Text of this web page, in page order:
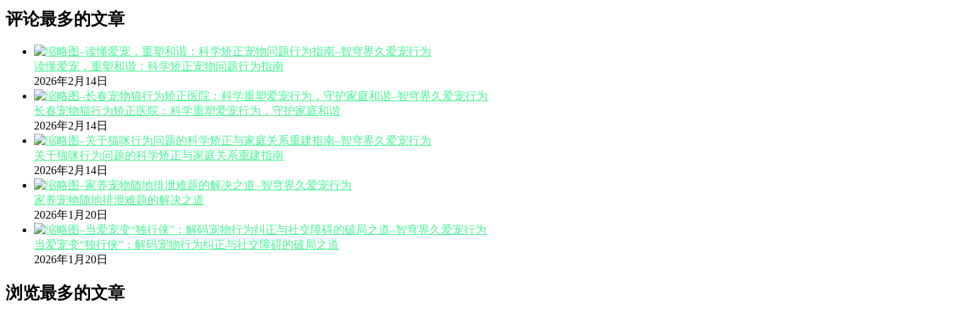
评论最多的文章
读懂爱宠，重塑和谐：科学矫正宠物问题行为指南
2026年2月14日
长春宠物猫行为矫正医院：科学重塑爱宠行为，守护家庭和谐
2026年2月14日
关于猫咪行为问题的科学矫正与家庭关系重建指南
2026年2月14日
家养宠物随地排泄难题的解决之道
2026年1月20日
当爱宠变“独行侠”：解码宠物行为纠正与社交障碍的破局之道
2026年1月20日
浏览最多的文章